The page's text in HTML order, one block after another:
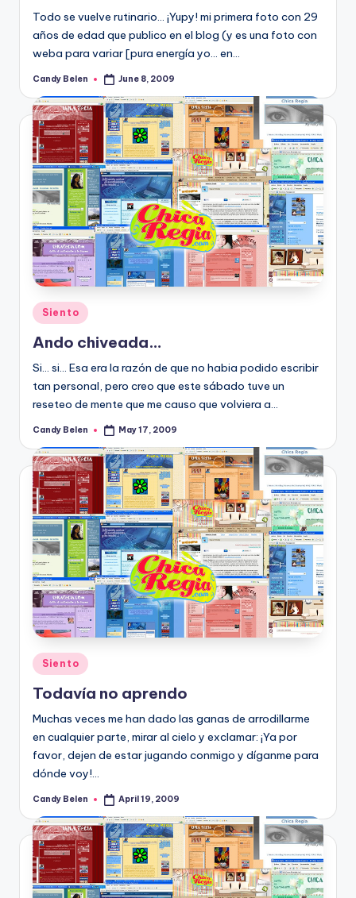
Todo se vuelve rutinario... ¡Yupy! mi primera foto con 29
años de edad que publico en el blog (y es una foto con
weba para variar [pura energí­a yo... en…
Posted
Candy Belen June 8, 2009
Posted
in
Siento
Ando chiveada…
Si... si... Esa era la razón de que no habia podido escribir
tan personal, pero creo que este sábado tuve un
reseteo de mente que me causo que volviera a…
Posted
Candy Belen May 17, 2009
Posted
in
Siento
Todaví­a no aprendo
Muchas veces me han dado las ganas de arrodillarme
en cualquier parte, mirar al cielo y exclamar: ¡Ya por
favor, dejen de estar jugando conmigo y dí­ganme para
dónde voy!…
Posted
Candy Belen April 19, 2009